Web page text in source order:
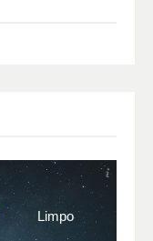
Limpo